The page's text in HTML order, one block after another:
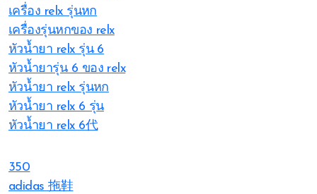
เครื่อง relx รุ่นหก
เครื่องรุ่นหกของ relx
หัวน้ำยา relx รุ่น 6
หัวน้ำยารุ่น 6 ของ relx
หัวน้ำยา relx รุ่นหก
หัวน้ำยา relx 6 รุ่น
หัวน้ำยา relx 6代
350
adidas 拖鞋